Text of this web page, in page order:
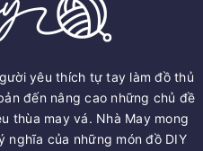
yêu thích tự tay làm đồ thủ
đến nâng cao những chủ đề
thùa may vá. Nhà May mong
nghĩa của những món đồ DIY